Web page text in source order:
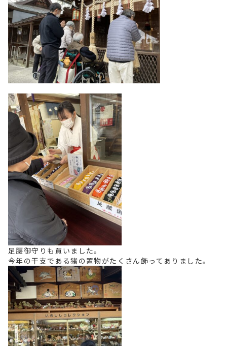
足腰御守りも買いました。
今年の干支である猪の置物がたくさん飾ってありました。